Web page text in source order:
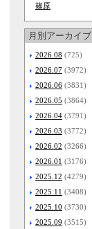
篠原
月別アーカイブ
2026.08 (725)
2026.07 (3972)
2026.06 (3831)
2026.05 (3864)
2026.04 (3791)
2026.03 (3772)
2026.02 (3266)
2026.01 (3176)
2025.12 (4279)
2025.11 (3408)
2025.10 (3730)
2025.09 (3515)